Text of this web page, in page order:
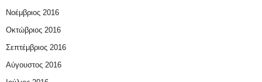
Νοέμβριος 2016
Οκτώβριος 2016
Σεπτέμβριος 2016
Αύγουστος 2016